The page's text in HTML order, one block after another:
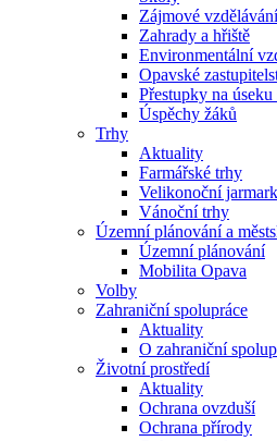
Zájmové vzdělávání
Zahrady a hřiště
Environmentální
Opavské
Přestupky na
Úspěchy žáků
Trhy
Aktuality
Farmářské trhy
Velikonoční jarmark
Vánoční trhy
Územní plánování a
Územní plánování
Mobilita Opava
Volby
Zahraniční spolupráce
Aktuality
O zahraniční
Životní prostředí
Aktuality
Ochrana ovzduší
Ochrana přírody